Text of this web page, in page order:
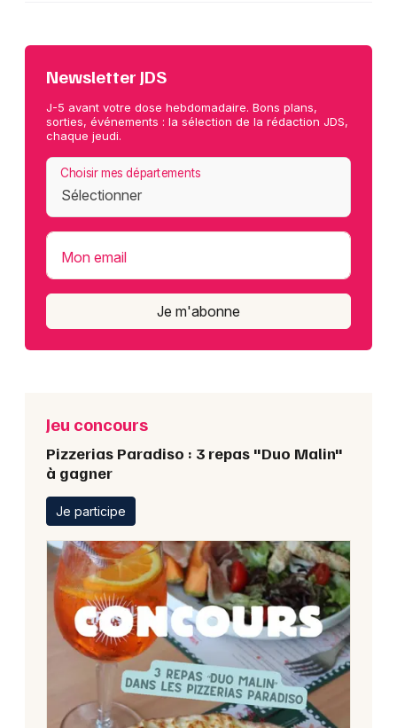
Newsletter JDS
J-5 avant votre dose hebdomadaire. Bons plans,
sorties, événements : la sélection de la rédaction JDS,
chaque jeudi.
Choisir mes départements
Mon email
Je m'abonne
Jeu concours
Pizzerias Paradiso : 3 repas "Duo Malin"
à gagner
Je participe